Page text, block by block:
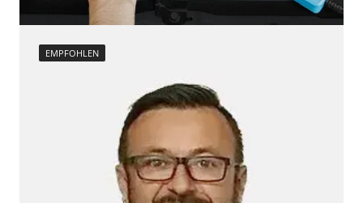
Verfügbarkeit abhängig von Modell, Motorisierung, Ausstattung
und Konfiguration
EMPFOHLEN